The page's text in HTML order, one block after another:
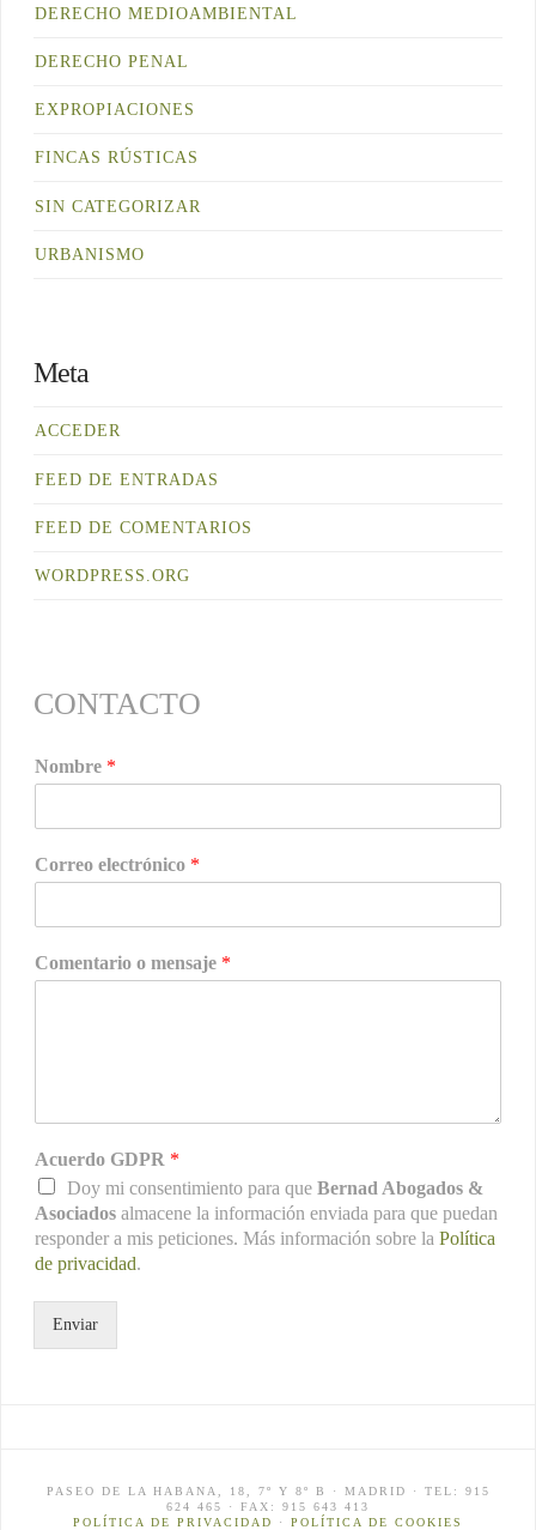
DERECHO MEDIOAMBIENTAL
DERECHO PENAL
EXPROPIACIONES
FINCAS RÚSTICAS
SIN CATEGORIZAR
URBANISMO
Meta
ACCEDER
FEED DE ENTRADAS
FEED DE COMENTARIOS
WORDPRESS.ORG
CONTACTO
Nombre *
Correo electrónico *
Comentario o mensaje *
Acuerdo GDPR *
Doy mi consentimiento para que Bernad Abogados &
Asociadosalmacene la información enviada para que puedan
responder a mis peticiones. Más información sobre la Política
de privacidad.
Enviar
PASEO DE LA HABANA, 18, 7º Y 8º B · MADRID · TEL: 915
624 465 · FAX: 915 643 413
POLÍTICA DE PRIVACIDAD
· POLÍTICA DE COOKIES